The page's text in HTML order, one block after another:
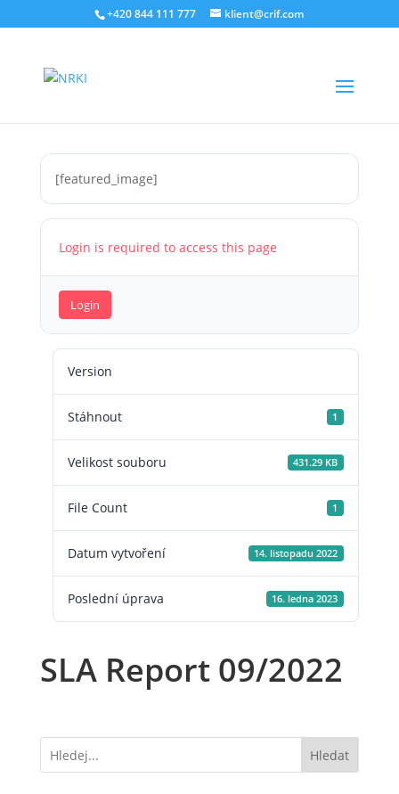
+420 844 111 777 klient@crif.com
SLA Report 09/2022
[featured_image]
Login is required to access this page
Login
Version
Stáhnout 1
Velikost souboru 431.29 KB
File Count 1
Datum vytvoření 14. listopadu 2022
Poslední úprava 16. ledna 2023
SLA Report 09/2022
Hledat